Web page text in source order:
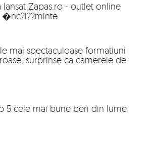
lansat Zapas.ro - outlet online
mai spectaculoase formatiuni
surprinse ca camerele de
5 cele mai bune beri din lume